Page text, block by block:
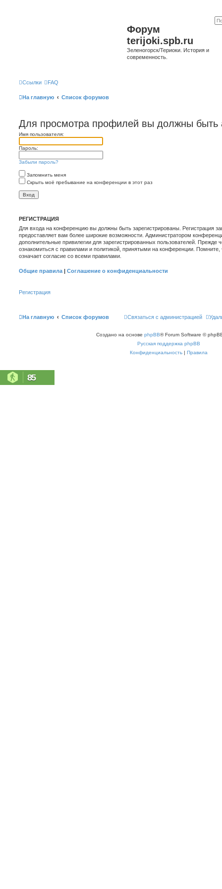
Форум
terijoki.spb.ru
Зеленогорск/Териоки. История и
современность.
Ссылки FAQ
На главную Список форумов
Для просмотра профилей вы должны быть
Имя пользователя:
Пароль:
Забыли пароль?
Запомнить меня
Скрыть моё пребывание на конференции в этот раз
РЕГИСТРАЦИЯ
Для входа на конференцию вы должны быть зарегистрированы. Регистрация
предоставляет вам более широкие возможности. Администратором
дополнительные привилегии для зарегистрированных пользователей. Прежде
ознакомиться с правилами и политикой, принятыми на конференции.
означает согласие со всеми правилами.
Общие правила | Соглашение о конфиденциальности
Регистрация
На главную Список форумов Связаться с администрацией
Создано на основе phpBB® Forum Software ©
Русская поддержка phpBB
Конфиденциальность | Правила
85